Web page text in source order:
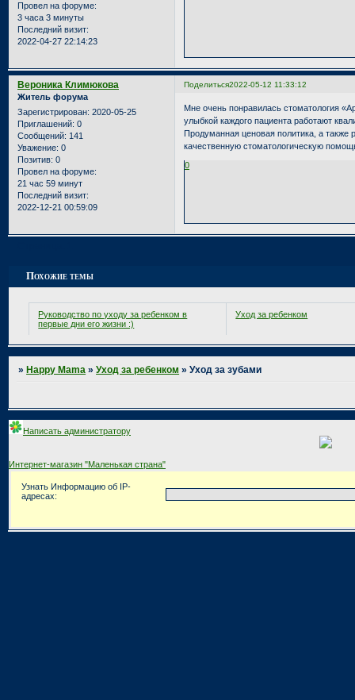
Провел на форуме:
3 часа 3 минуты
Последний визит:
2022-04-27 22:14:23
Поделиться2022-05-12 11:33:12
Вероника Климюкова
Житель форума
Зарегистрирован: 2020-05-25
Приглашений: 0
Сообщений: 141
Уважение: 0
Позитив: 0
Провел на форуме:
21 час 59 минут
Последний визит:
2022-12-21 00:59:09
Мне очень понравилась стоматология
улыбкой каждого пациента работают
Продуманная ценовая политика, а также
качественную стоматологическую
0
Похожие темы
Руководство по уходу за ребенком в
первые дни его жизни :)
Уход за ребенком
»Happy Mama »Уход за ребенком »Уход за зубами
Написать администратору
Интернет-магазин "Маленькая страна"
Узнать Информацию об IP-
адресах: